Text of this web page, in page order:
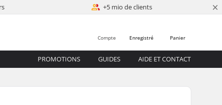
+5 mio de clients ×
Panier
Enregistré
Compte
PROMOTIONS GUIDES AIDE ET CONTACT